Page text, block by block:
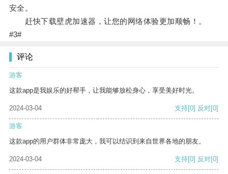
安全。
赶快下载壁虎加速器，让您的网络体验更加顺畅！。
#3#
评论
游客
这款app是我娱乐的好帮手，让我能够放松身心，享受美好时光。
2024-03-04 支持[0] 反对[0]
游客
这款app的用户群体非常庞大，我可以结识到来自世界各地的朋友。
2024-03-04 支持[0] 反对[0]